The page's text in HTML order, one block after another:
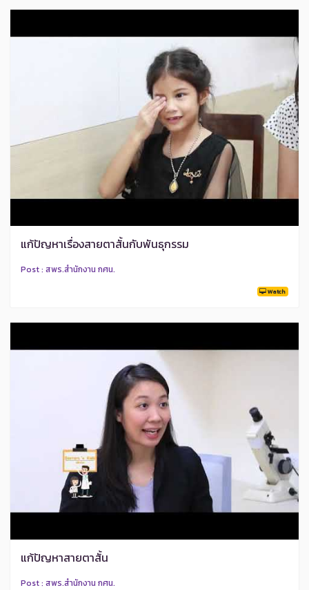
แก้ปัญหาเรื่องสายตาสั้นกับพันธุกรรม
Post : สพร.สำนักงาน กศน.
Watch
แก้ปัญหาสายตาสั้น
Post : สพร.สำนักงาน กศน.